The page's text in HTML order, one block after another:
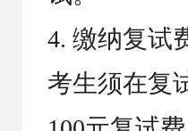
4. 缴纳复试
考生须在复